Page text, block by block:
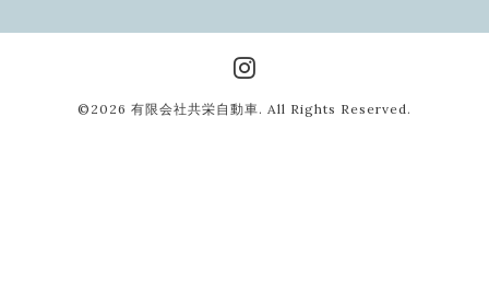
©2026 有限会社共栄自動車. All Rights Reserved.